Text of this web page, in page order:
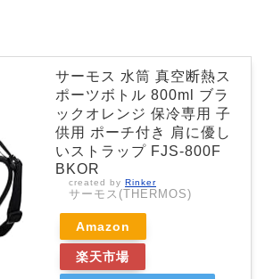
サーモス 水筒 真空断熱ス
ポーツボトル 800ml ブラ
ックオレンジ 保冷専用 子
供用 ポーチ付き 肩に優し
いストラップ FJS-800F
BKOR
created by Rinker
サーモス(THERMOS)
Amazon
楽天市場